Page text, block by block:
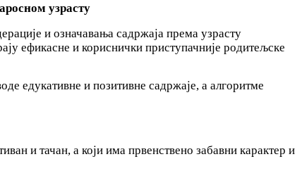
узрасту
и означавања садржаја према узрасту
ефикасне и кориснички приступачније родитељске
едукативне и позитивне садржаје, а алгоритме
и тачан, а који има првенствено забавни карактер и